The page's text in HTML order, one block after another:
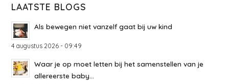
LAATSTE BLOGS
Als bewegen niet vanzelf gaat bij uw kind
4 augustus 2026 - 09:49
Waar je op moet letten bij het samenstellen van je
allereerste baby...